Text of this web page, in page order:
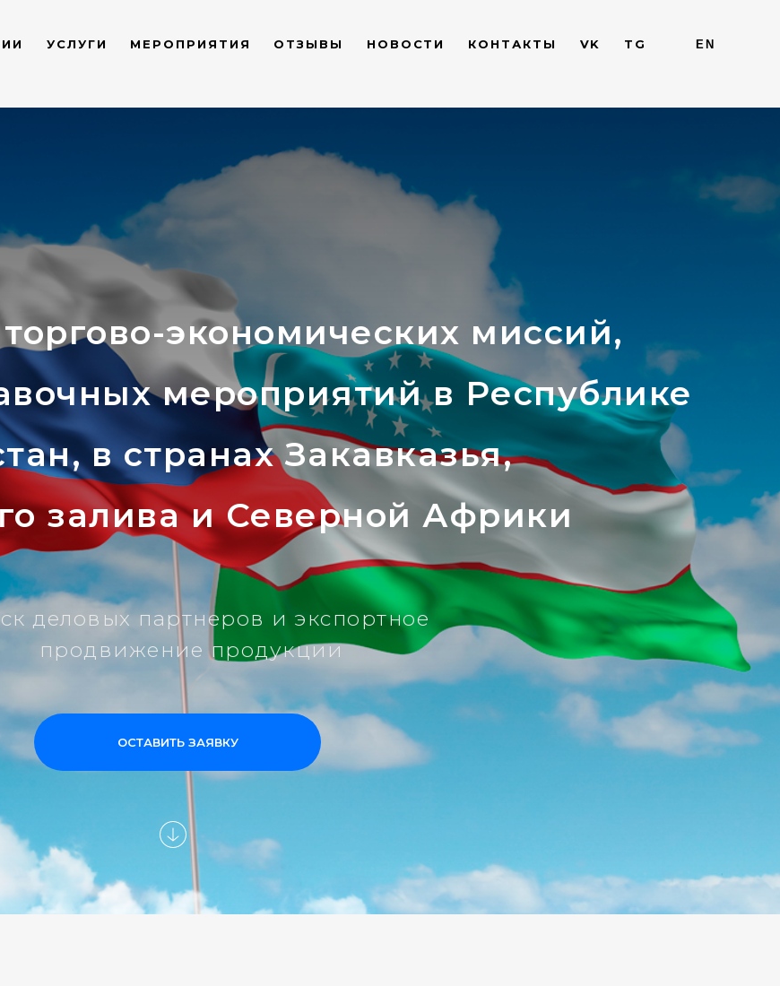
УСЛУГИ МЕРОПРИЯТИЯ ОТЗЫВЫ НОВОСТИ КОНТАКТЫ VK TG EN
экономических миссий,
мероприятий в Республике
в странах Закавказья,
залива и Северной Африки
деловых партнеров и экспортное
продвижение продукции
ОСТАВИТЬ ЗАЯВКУ